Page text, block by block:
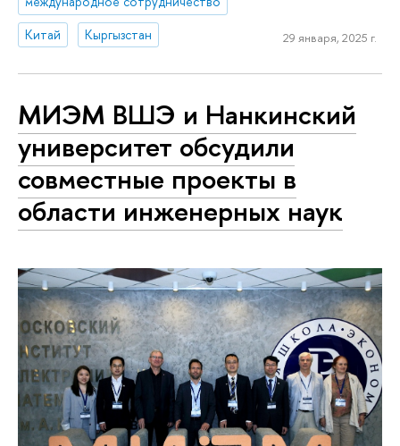
Китай
Кыргызстан 29 января, 2025 г.
МИЭМ ВШЭ и Нанкинский
университет обсудили
совместные проекты в
области инженерных наук